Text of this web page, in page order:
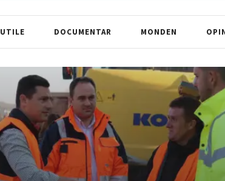
UTILE DOCUMENTAR MONDEN